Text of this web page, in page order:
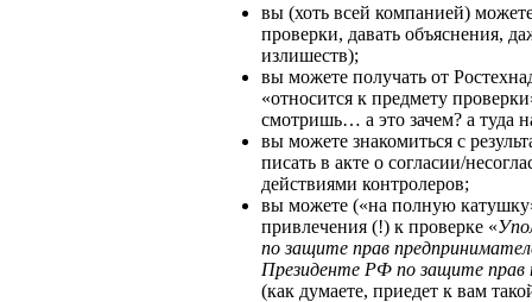
вы (хоть всей компанией)
проверки, давать объяснения,
излишеств);
вы можете получать от
«относится к предмету
смотришь… а это зачем? а туда
вы можете знакомиться с
писать в акте о согласии/
действиями контролеров;
вы можете («на полную
привлечения (!) к проверке «
по защите прав
Президенте РФ по защите прав
(как думаете, приедет к вам